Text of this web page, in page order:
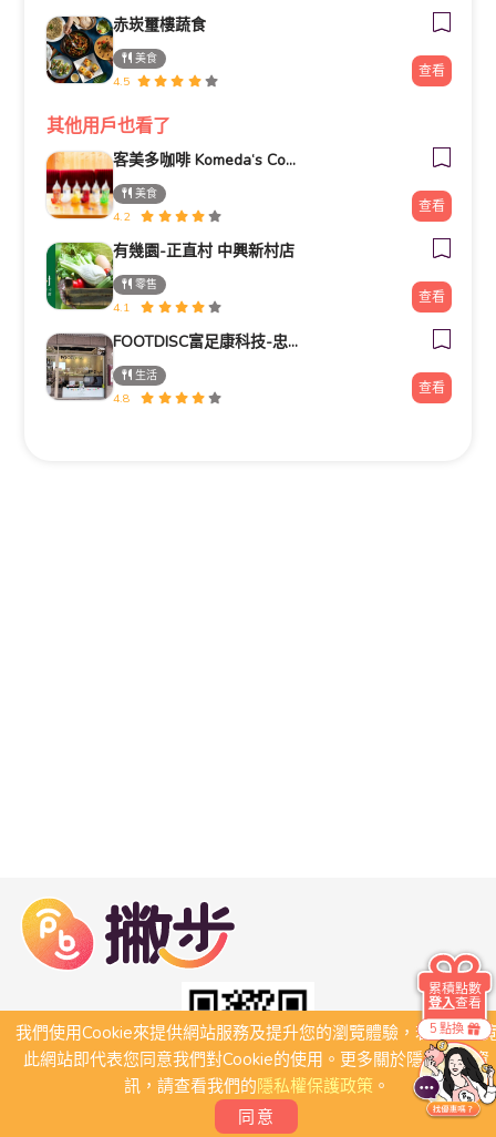
赤崁璽樓蔬食
美食
4.5
查看
其他用戶也看了
客美多咖啡 Komeda‘s Coffee - 台南小北店
美食
4.2
查看
有幾園-正直村 中興新村店
零售
4.1
查看
FOOTDISC富足康科技-忠孝直營門市
生活
4.8
查看
我們使用Cookie來提供網站服務及提升您的瀏覽體驗，若繼續瀏
此網站即代表您同意我們對Cookie的使用。更多關於隱私保護資
訊，請查看我們的隱私權保護政策。
同意
5 點換
累積點數
登入查看